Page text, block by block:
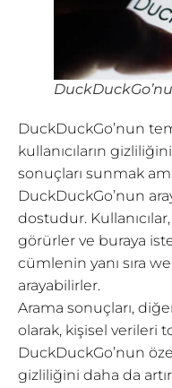
DuckDuckGo’nun
kullanıcıların
sonuçları sunmak
DuckDuckGo’nun
dostudur.
görürler ve buraya
cümlenin yanı sıra
arayabilirler.
Arama sonuçları,
olarak, kişisel verileri
DuckDuckGo’nun
gizliliğini daha da